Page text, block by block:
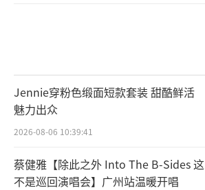
Jennie穿粉色缎面短款套装 甜酷鲜活
魅力出众
2026-08-06 10:39:41
蔡健雅【除此之外 Into The B-Sides 这
不是巡回演唱会】广州站温暖开唱